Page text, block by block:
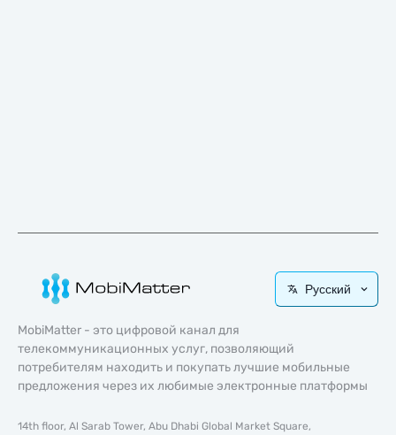
Русский
MobiMatter - это цифровой канал для
телекоммуникационных услуг, позволяющий
потребителям находить и покупать лучшие мобильные
предложения через их любимые электронные платформы
14th floor, Al Sarab Tower, Abu Dhabi Global Market Square,